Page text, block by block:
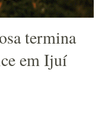
termina
em Ijuí